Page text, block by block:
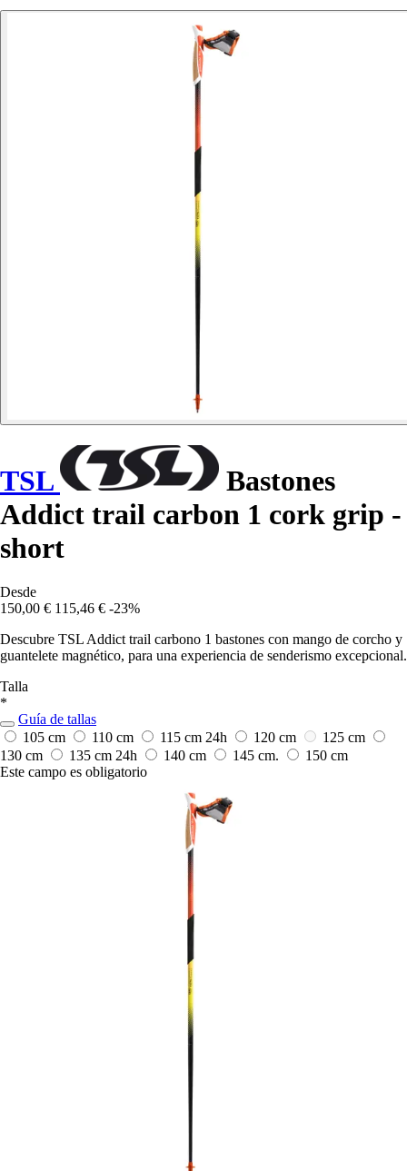
TSL
Bastones
Addict trail carbon 1 cork grip -
short
Desde
150,00 € 115,46 € -23%
Descubre TSL Addict trail carbono 1 bastones con mango de corcho y
guantelete magnético, para una experiencia de senderismo excepcional.
Talla
*
Guía de tallas
105 cm
110 cm 115 cm 24h 120 cm
125 cm
130 cm
135 cm 24h 140 cm 145 cm.
150 cm
Este campo es obligatorio